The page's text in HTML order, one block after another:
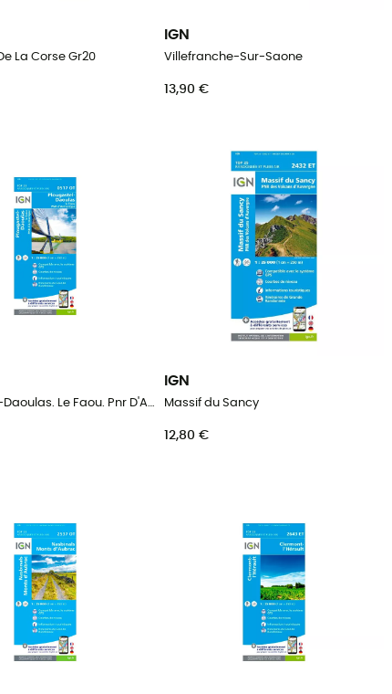
La Corse Gr20
IGN
Villefranche-Sur-Saone
13,90 €
Plougastel-Daoulas. Le Faou. Pnr D'Armorique
IGN
Massif du Sancy
12,80 €